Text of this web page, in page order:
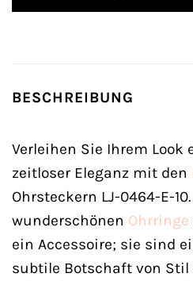
BESCHREIBUNG
Verleihen Sie Ihrem Look
zeitloser Eleganz mit den
Ohrsteckern LJ-0464-E-
wunderschönen Ohrringe
ein Accessoire; sie sind
subtile Botschaft von Stil